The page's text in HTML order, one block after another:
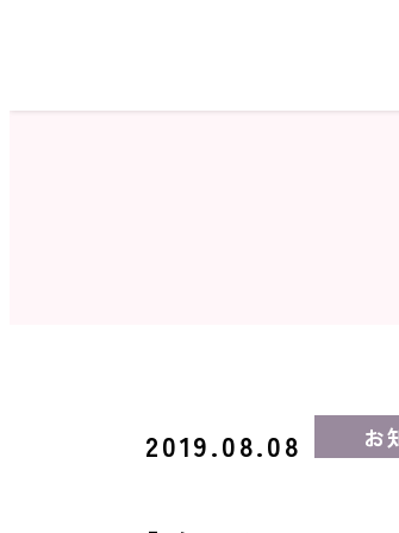
ネイルカタロ
2019.08.08 お